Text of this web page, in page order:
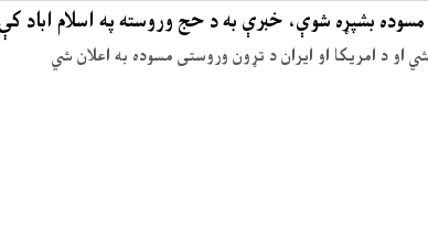
بشپړه شوې، خبرې به د حج وروسته په اسلام اباد
او د امریکا او ایران د تړون وروستی مسوده به اعلان شي